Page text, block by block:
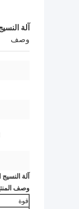
آلة
وصف
آلة
وصف
قوة